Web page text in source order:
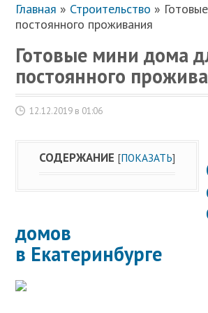
Главная » Строительство »
постоянного проживания
Готовые мини дома
постоянного
12.12.2019 в 01:06
СОДЕРЖАНИЕ [ПОКАЗАТЬ]
домов
в Екатеринбурге